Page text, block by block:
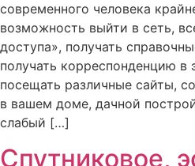
современного человека
возможность выйти в сеть,
доступа», получать
получать корреспонденцию в
посещать различные сайты,
в вашем доме, дачной
слабый […]
Спутниковое,